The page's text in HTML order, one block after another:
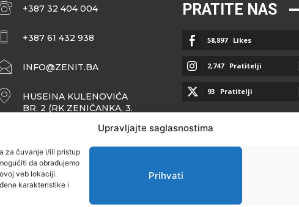
Upravljajte saglasnostima
za čuvanje i/ili pristup
da obrađujemo
veb lokaciji.
karakteristike i
Prihvati
+387 32 404 004
+387 61 432 938
INFO@ZENIT.BA
HUSEINA KULENOVIĆA
BR. 2 (RK ZENIČANKA, 3.
PRATITE NAS
58,897 Likes
2,747 Pratitelji
93 Pratitelji